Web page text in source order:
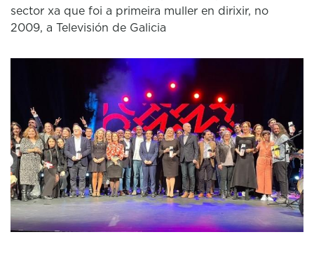
sector xa que foi a primeira muller en dirixir, no
2009, a Televisión de Galicia